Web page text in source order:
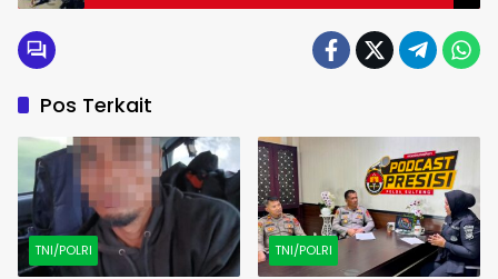
Pos Terkait
TNI/POLRI TNI/POLRI